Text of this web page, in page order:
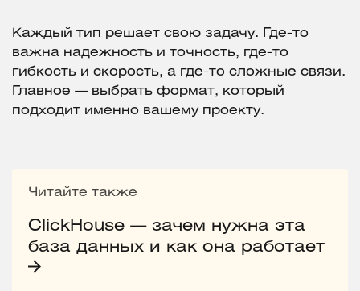
Каждый тип решает свою задачу. Где-то
важна надежность и точность, где-то
гибкость и скорость, а где-то сложные связи.
Главное — выбрать формат, который
подходит именно вашему проекту.
Читайте также
ClickHouse — зачем нужна эта
база данных и как она работает